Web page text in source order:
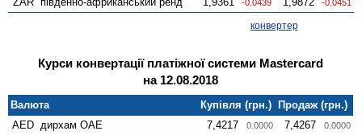
-0.0439 -0.0451
конвертер
Курси конвертації платіжної системи Mastercard
на 12.08.2018
Валюта Купівля (грн.)
Продаж (грн.)
AED дирхам ОАЕ 7,4217 0.0000 7,4267 0.0000